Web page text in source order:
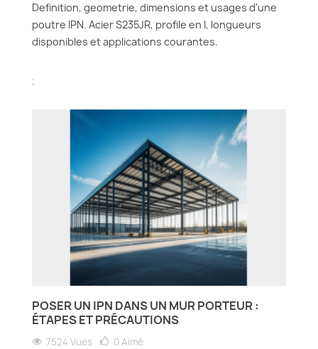
Definition, geometrie, dimensions et usages d'une
poutre IPN. Acier S235JR, profile en I, longueurs
disponibles et applications courantes.
.
POSER UN IPN DANS UN MUR PORTEUR :
ÉTAPES ET PRÉCAUTIONS
7524 Vues 0 Aimé